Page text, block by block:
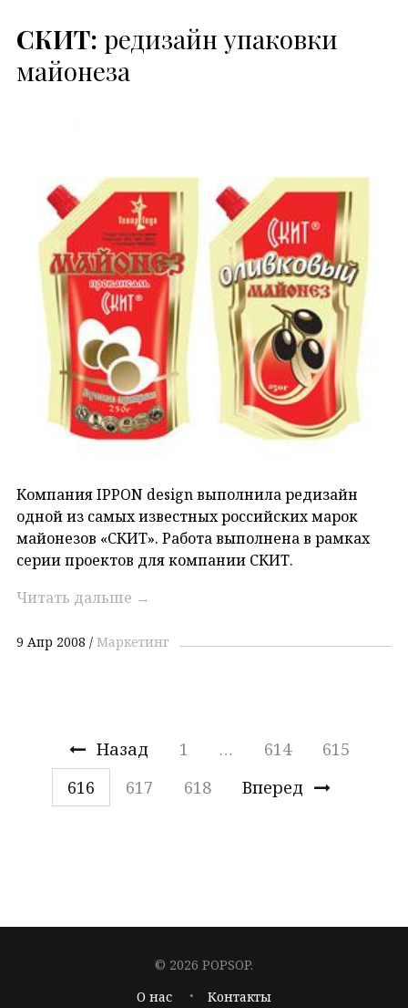
СКИТ: редизайн упаковки
майонеза
Компания IPPON design выполнила редизайн
одной из самых известных российских марок
майонезов «СКИТ». Работа выполнена в рамках
серии проектов для компании СКИТ.
Читать дальше →
9 Апр 2008 Маркетинг
Назад 1 … 614
615
616
617 618 Вперед
© 2026 POPSOP.
О нас
Контакты